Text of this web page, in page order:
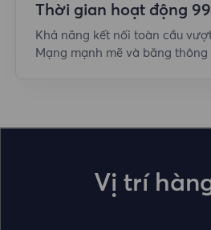
Thời gian hoạt động
Khả năng kết nối toàn cầu
Mạng mạnh mẽ và băng thông
Vị trí